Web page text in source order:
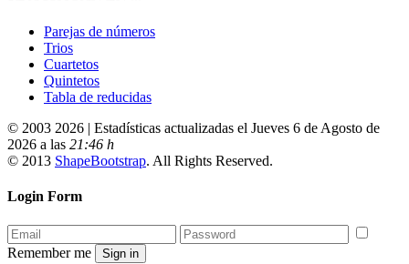
Parejas de números
Trios
Cuartetos
Quintetos
Tabla de reducidas
© 2003 2026 | Estadísticas actualizadas el Jueves 6 de Agosto de
2026 a las 21:46 h
© 2013 ShapeBootstrap. All Rights Reserved.
Login Form
Remember me Sign in